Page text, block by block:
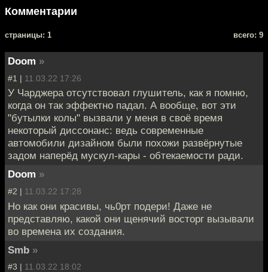
Комментарии
cтраницы: 1 всего: 9
Doom »
#1 | 11.03.22 17:26
У Чарджера отсутствовал глушитель, как я помню,
когда он так эффектно падал. А вообще, вот эти
"бутылки колы" вызвали у меня в своё время
некоторый диссонанс: ведь современные
автомобили дизайном были похожи развёрнутые
задом наперёд мускул-кары - обтекаемости ради.
Doom »
#2 | 11.03.22 17:28
Но как они красивы, чь0рт подери! Даже не
представляю, какой они щенячий восторг вызывали
во времена их создания.
Smb »
#3 | 11.03.22 18:02